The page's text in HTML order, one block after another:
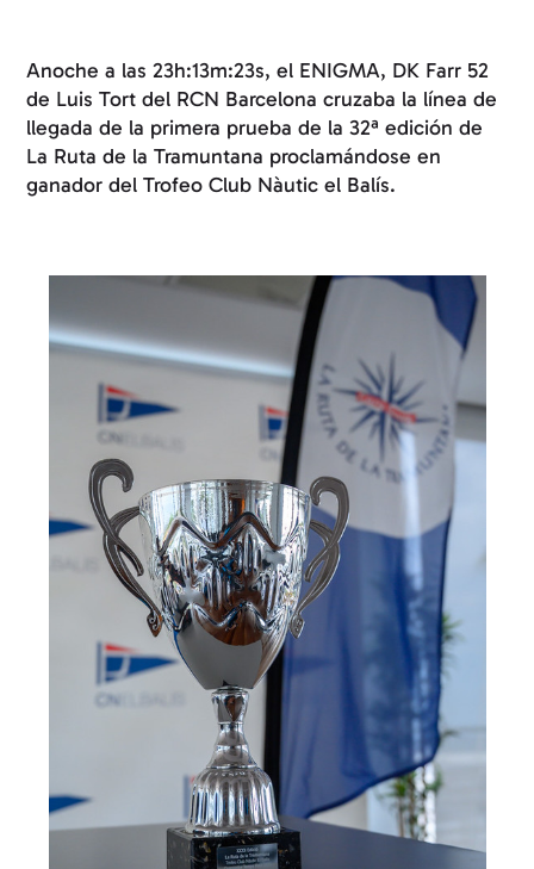
Anoche a las 23h:13m:23s, el ENIGMA, DK Farr 52
de Luis Tort del RCN Barcelona cruzaba la línea de
llegada de la primera prueba de la 32ª edición de
La Ruta de la Tramuntana proclamándose en
ganador del Trofeo Club Nàutic el Balís.